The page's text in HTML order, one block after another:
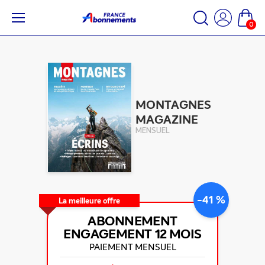
0
MONTAGNES
MAGAZINE
MENSUEL
La meilleure offre -41 %
ABONNEMENT
ENGAGEMENT12 MOIS
PAIEMENT MENSUEL